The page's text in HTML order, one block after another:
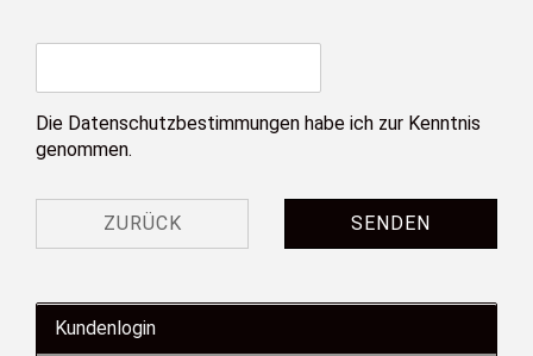
Die Datenschutzbestimmungen habe ich zur Kenntnis
genommen.
ZURÜCK SENDEN
Kundenlogin